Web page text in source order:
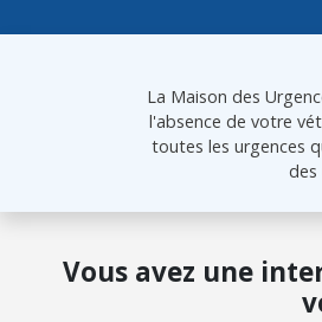
La Maison des
l'absence de votre
toutes les urgences
des
Vous avez une